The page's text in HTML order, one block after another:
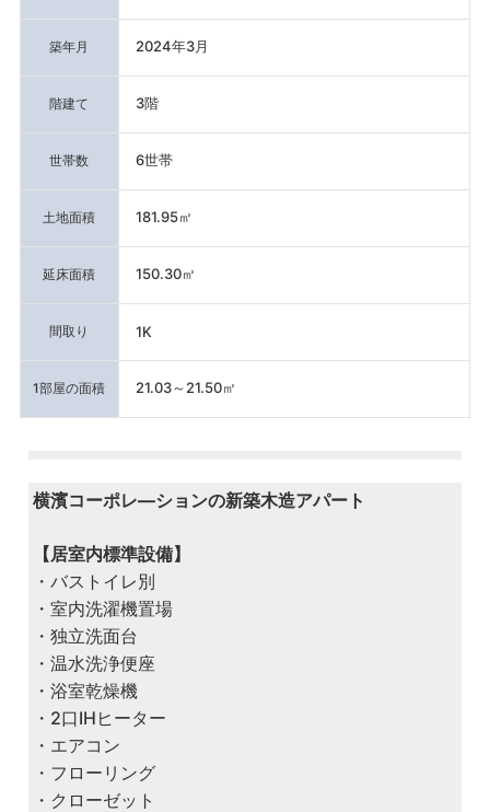
築年月 2024年3月
階建て 3階
世帯数 6世帯
土地面積 181.95㎡
延床面積 150.30㎡
間取り 1K
1部屋の面積 21.03～21.50㎡
横濱コーポレ―ションの新築木造アパート
【居室内標準設備】
・バストイレ別
・室内洗濯機置場
・独立洗面台
・温水洗浄便座
・浴室乾燥機
・2口IHヒーター
・エアコン
・フローリング
・クローゼット